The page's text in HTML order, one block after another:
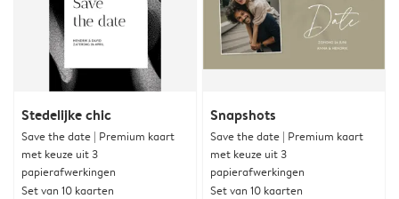
Stedelijke chic
Save the date | Premium kaart
met keuze uit 3
papierafwerkingen
Set van 10 kaarten
Snapshots
Save the date | Premium kaart
met keuze uit 3
papierafwerkingen
Set van 10 kaarten